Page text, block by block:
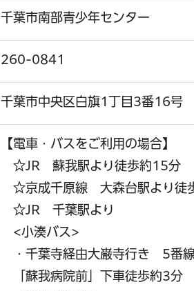
千葉市南部青少年センター
260-0841
千葉市中央区白旗1丁目3番16号
【電車・バスをご利用の場合】
☆JR 蘇我駅より徒歩約15分
☆京成千原線 大森台駅より徒
☆JR 千葉駅より
<小湊バス>
・千葉寺経由大巌寺行き 5番線
「蘇我病院前」下車徒歩約3分